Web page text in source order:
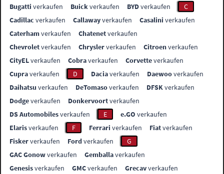
Bugatti verkaufen Buickverkaufen BYDverkaufen
C
Cadillac verkaufen Callawayverkaufen Casalini verkaufen
Caterhamverkaufen Chatenetverkaufen
Chevroletverkaufen Chryslerverkaufen Citroenverkaufen
CityELverkaufen Cobraverkaufen Corvetteverkaufen
Cupraverkaufen D Daciaverkaufen Daewooverkaufen
Daihatsu verkaufen DeTomasoverkaufen DFSKverkaufen
Dodgeverkaufen Donkervoortverkaufen
DS Automobilesverkaufen E e.GO verkaufen
Elarisverkaufen F Ferrari verkaufen Fiatverkaufen
Fiskerverkaufen Fordverkaufen
G
GAC Gonowverkaufen Gemballaverkaufen
Genesisverkaufen GMCverkaufen Grecavverkaufen